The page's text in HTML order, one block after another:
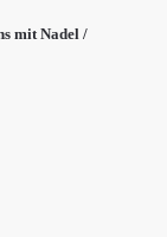
mit Nadel /